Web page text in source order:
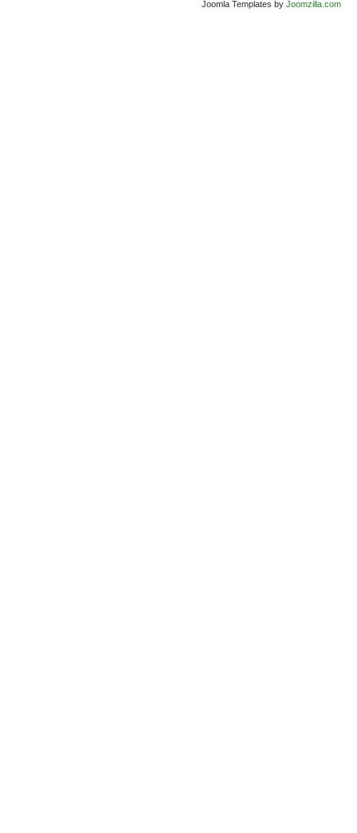
Joomla Templates by Joomzilla.com